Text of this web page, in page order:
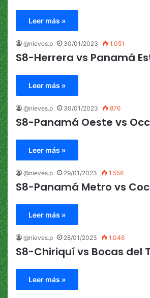
Leer más »
@nieves.p 30/01/2023 1.051
S8-Herrera vs Panamá
Leer más »
@nieves.p 30/01/2023 876
S8-Panamá Oeste vs
Leer más »
@nieves.p 29/01/2023 1.556
S8-Panamá Metro vs
Leer más »
@nieves.p 28/01/2023 1.046
S8-Chiriquí vs Bocas del
Leer más »